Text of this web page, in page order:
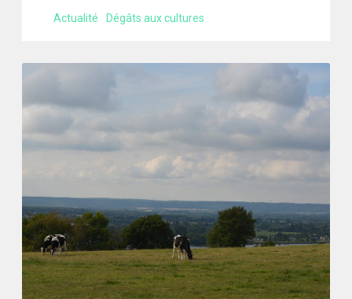
Actualité
Dégâts aux cultures